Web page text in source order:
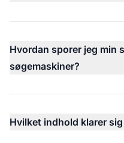
Hvordan sporer jeg min
søgemaskiner?
Hvilket indhold klarer